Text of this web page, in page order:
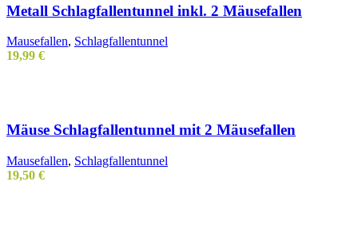
Metall Schlagfallentunnel inkl. 2 Mäusefallen
Mausefallen, Schlagfallentunnel
19,99 €
Mäuse Schlagfallentunnel mit 2 Mäusefallen
Mausefallen, Schlagfallentunnel
19,50 €